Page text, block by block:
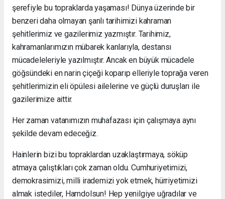
şerefiyle bu topraklarda yaşaması! Dünya üzerinde bir
benzeri daha olmayan şanlı tarihimizi kahraman
şehitlerimiz ve gazilerimiz yazmıştır. Tarihimiz,
kahramanlarımızın mübarek kanlarıyla, destansı
mücadeleleriyle yazılmıştır. Ancak en büyük mücadele
göğsündeki en narin çiçeği koparıp elleriyle toprağa veren
şehitlerimizin eli öpülesi ailelerine ve güçlü duruşları ile
gazilerimize aittir.
Her zaman vatanımızın muhafazası için çalışmaya aynı
şekilde devam edeceğiz.
Hainlerin bizi bu topraklardan uzaklaştırmaya, söküp
atmaya çalıştıkları çok zaman oldu. Cumhuriyetimizi,
demokrasimizi, milli irademizi yok etmek, hürriyetimizi
almak istediler, Hamdolsun! Hep yenilgiye uğradılar ve